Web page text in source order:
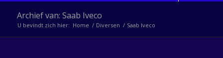
Archief van: Saab Iveco
U bevindt zich hier: Home / Diversen / Saab Iveco